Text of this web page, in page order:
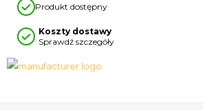
Produkt dostępny
Koszty dostawy
Sprawdź szczegóły